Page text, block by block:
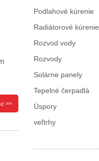
>>
Podlahové kúrenie
Radiátorové kúrenie
Rozvod vody
Rozvody
Solárne panely
Tepelné čerpadlá
Úspory
veľtrhy